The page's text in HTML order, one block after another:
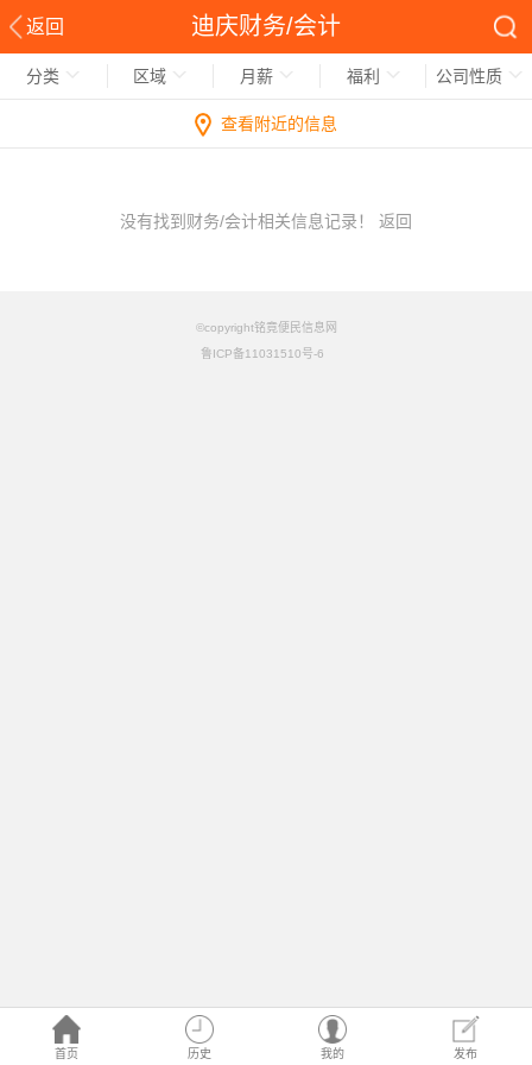
返回 迪庆财务/会计
首页 历史 我的 发布
分类 区域 月薪 福利 公司性质
查看附近的信息
没有找到财务/会计相关信息记录！ 返回
©copyright铭竟便民信息网
鲁ICP备11031510号-6